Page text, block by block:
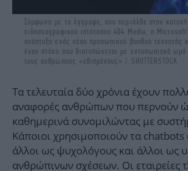
Σύμφωνα με το έγγραφο, που περιήλθε στην κατοχή
ειδησεογραφικού ιστότοπου 404 Media, η Microsoft
ανάπτυξη ενός νέου προσωπικού βοηθού τεχνητής
έναν στόχο που διατυπώνεται με εντυπωσιακά ωμό
τους ανθρώπους «εθισμένους» / SHUTTERSTOCK
Τα τελευταία δύο χρόνια έχουν
αναφορές ανθρώπων που περνούν
καθημερινά συνομιλώντας με
Κάποιοι χρησιμοποιούν τα chatbots
άλλοι ως ψυχολόγους και άλλοι ως
ανθρώπινων σχέσεων. Οι εταιρείες